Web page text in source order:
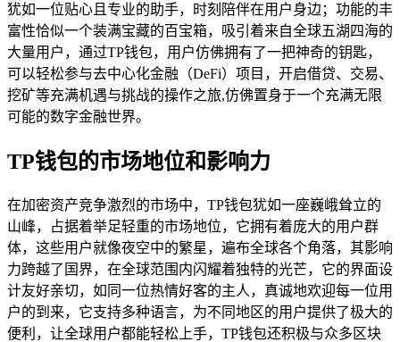
犹如一位贴心且专业的助手，时刻陪伴在用户身边；功能的丰
富性恰似一个装满宝藏的百宝箱，吸引着来自全球五湖四海的
大量用户，通过TP钱包，用户仿佛拥有了一把神奇的钥匙，
可以轻松参与去中心化金融（DeFi）项目，开启借贷、交易、
挖矿等充满机遇与挑战的操作之旅,仿佛置身于一个充满无限
可能的数字金融世界。
TP钱包的市场地位和影响力
在加密资产竞争激烈的市场中，TP钱包犹如一座巍峨耸立的
山峰，占据着举足轻重的市场地位，它拥有着庞大的用户群
体，这些用户就像夜空中的繁星，遍布全球各个角落，其影响
力跨越了国界，在全球范围内闪耀着独特的光芒，它的界面设
计友好亲切，如同一位热情好客的主人，真诚地欢迎每一位用
户的到来，它支持多种语言，为不同地区的用户提供了极大的
便利，让全球用户都能轻松上手，TP钱包还积极与众多区块